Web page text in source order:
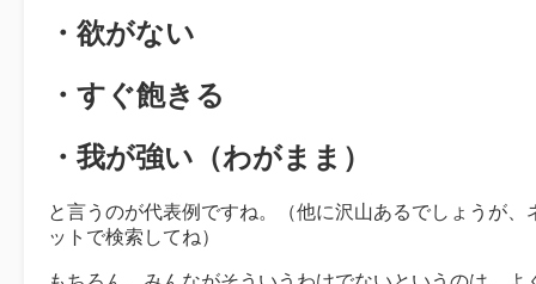
・欲がない
・すぐ飽きる
・我が強い（わがまま）
と言うのが代表例ですね。（他に沢山あるでしょうが、
ットで検索してね）